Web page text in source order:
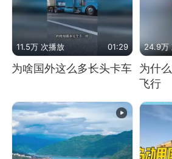
11.5万 次播放 01:29
为啥国外这么多长头卡车
24.9万
为什
飞行